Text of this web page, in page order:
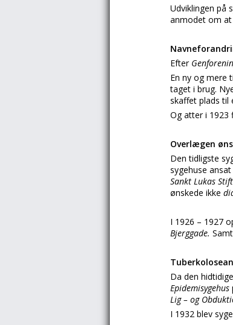
Udviklingen på
anmodet om at
Efter
En ny og mere
taget i brug.
skaffet plads til
Og atter i 1923
Overlægen
Den tidligste
sygehuse
Sankt Lukas
ønskede ikke
I 1926 – 1927
Bjerggade.
Da den
Epidemisygehus
Lig – og
I 1932 blev